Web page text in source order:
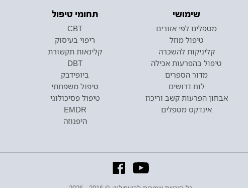
שימושי
מטפלים לפי אזורים
טיפול מוזל
קליניקות להשכרה
טיפול בהפרעות אכילה
מדור הספרים
לוח דרושים
אבחון הפרעות קשב וריכוז
אינדקס מטפלים
תחומי טיפול
CBT
ריפוי בעיסוק
קלינאות תקשורת
DBT
ביופידבק
טיפול משפחתי
טיפול פסיכולוגי
EMDR
היפנוזה